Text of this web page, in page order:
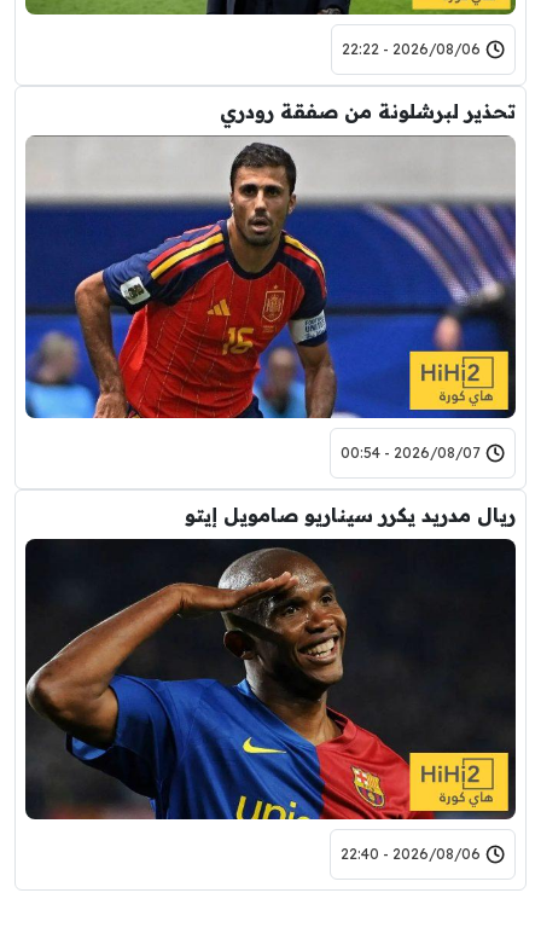
2026/08/06 - 22:22
تحذير لبرشلونة من صفقة رودري
2026/08/07 - 00:54
ريال مدريد يكرر سيناريو صامويل إيتو
2026/08/06 - 22:40